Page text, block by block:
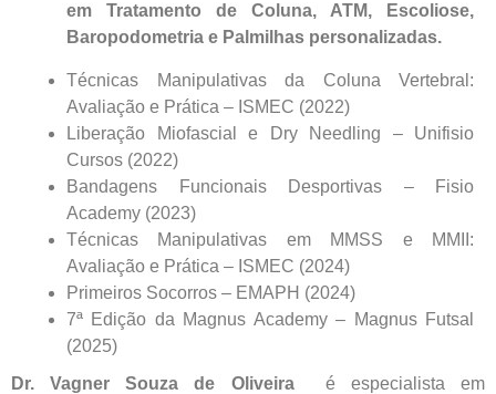
em Tratamento de Coluna, ATM, Escoliose,
Baropodometria e Palmilhas personalizadas.
Técnicas Manipulativas da Coluna Vertebral:
Avaliação e Prática – ISMEC (2022)
Liberação Miofascial e Dry Needling – Unifisio
Cursos (2022)
Bandagens Funcionais Desportivas – Fisio
Academy (2023)
Técnicas Manipulativas em MMSS e MMII:
Avaliação e Prática – ISMEC (2024)
Primeiros Socorros – EMAPH (2024)
7ª Edição da Magnus Academy – Magnus Futsal
(2025)
Dr. Vagner Souza de Oliveiraé especialista em
Antes de iniciar o seu tratamento, iremos fazer uma
avaliação clínica da sua coluna e nossos profissionais
indicarão qual o melhor caminho a ser seguido.
Cidade de São Paulo:
(011) 2091-1267
Demais Localidades:
0800 494 8888